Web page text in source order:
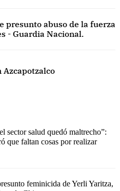
presunto abuso de la fuerza
- Guardia Nacional.
Azcapotzalco
sector salud quedó maltrecho”:
que faltan cosas por realizar
feminicida de Yerli Yaritza,